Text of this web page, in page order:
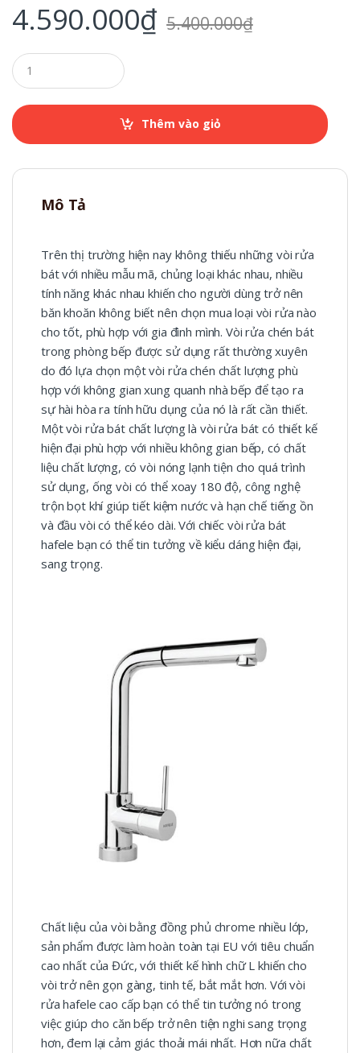
4.590.000₫ 5.400.000₫
Q
u
a
t
i
Thêm vào giỏ
Mô Tả
Trên thị trường hiện nay không thiếu những vòi rửa
bát với nhiều mẫu mã, chủng loại khác nhau, nhiều
tính năng khác nhau khiến cho người dùng trở nên
băn khoăn không biết nên chọn mua loại vòi rửa nào
cho tốt, phù hợp với gia đình mình. Vòi rửa chén bát
trong phòng bếp được sử dụng rất thường xuyên
do đó lựa chọn một vòi rửa chén chất lượng phù
hợp với không gian xung quanh nhà bếp để tạo ra
sự hài hòa ra tính hữu dụng của nó là rất cần thiết.
Một vòi rửa bát chất lượng là vòi rửa bát có thiết kế
hiện đại phù hợp với nhiều không gian bếp, có chất
liệu chất lượng, có vòi nóng lạnh tiện cho quá trình
sử dụng, ống vòi có thể xoay 180 độ, công nghệ
trộn bọt khí giúp tiết kiệm nước và hạn chế tiếng ồn
và đầu vòi có thể kéo dài. Với chiếc vòi rửa bát
hafele bạn có thể tin tưởng về kiểu dáng hiện đại,
sang trọng.
Chất liệu của vòi bằng đồng phủ chrome nhiều lớp,
sản phẩm được làm hoàn toàn tại EU với tiêu chuẩn
cao nhất của Đức, với thiết kế hình chữ L khiến cho
vòi trở nên gọn gàng, tinh tế, bắt mắt hơn. Với vòi
rửa hafele cao cấp bạn có thể tin tưởng nó trong
việc giúp cho căn bếp trở nên tiện nghi sang trọng
hơn, đem lại cảm giác thoải mái nhất. Hơn nữa chất